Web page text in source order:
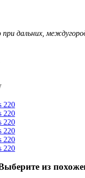
дальних,
из